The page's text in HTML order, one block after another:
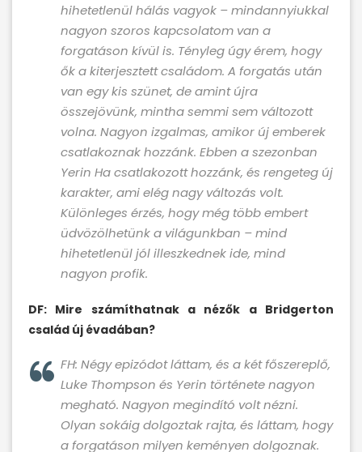
hihetetlenül hálás vagyok – mindannyiukkal
nagyon szoros kapcsolatom van a
forgatáson kívül is. Tényleg úgy érem, hogy
ők a kiterjesztett családom. A forgatás után
van egy kis szünet, de amint újra
összejövünk, mintha semmi sem változott
volna. Nagyon izgalmas, amikor új emberek
csatlakoznak hozzánk. Ebben a szezonban
Yerin Ha csatlakozott hozzánk, és rengeteg új
karakter, ami elég nagy változás volt.
Különleges érzés, hogy még több embert
üdvözölhetünk a világunkban – mind
hihetetlenül jól illeszkednek ide, mind
nagyon profik.
DF: Mire számíthatnak a nézők a Bridgerton
család új évadában?
FH: Négy epizódot láttam, és a két főszereplő,
Luke Thompson és Yerin története nagyon
megható. Nagyon megindító volt nézni.
Olyan sokáig dolgoztak rajta, és láttam, hogy
a forgatáson milyen keményen dolgoznak.